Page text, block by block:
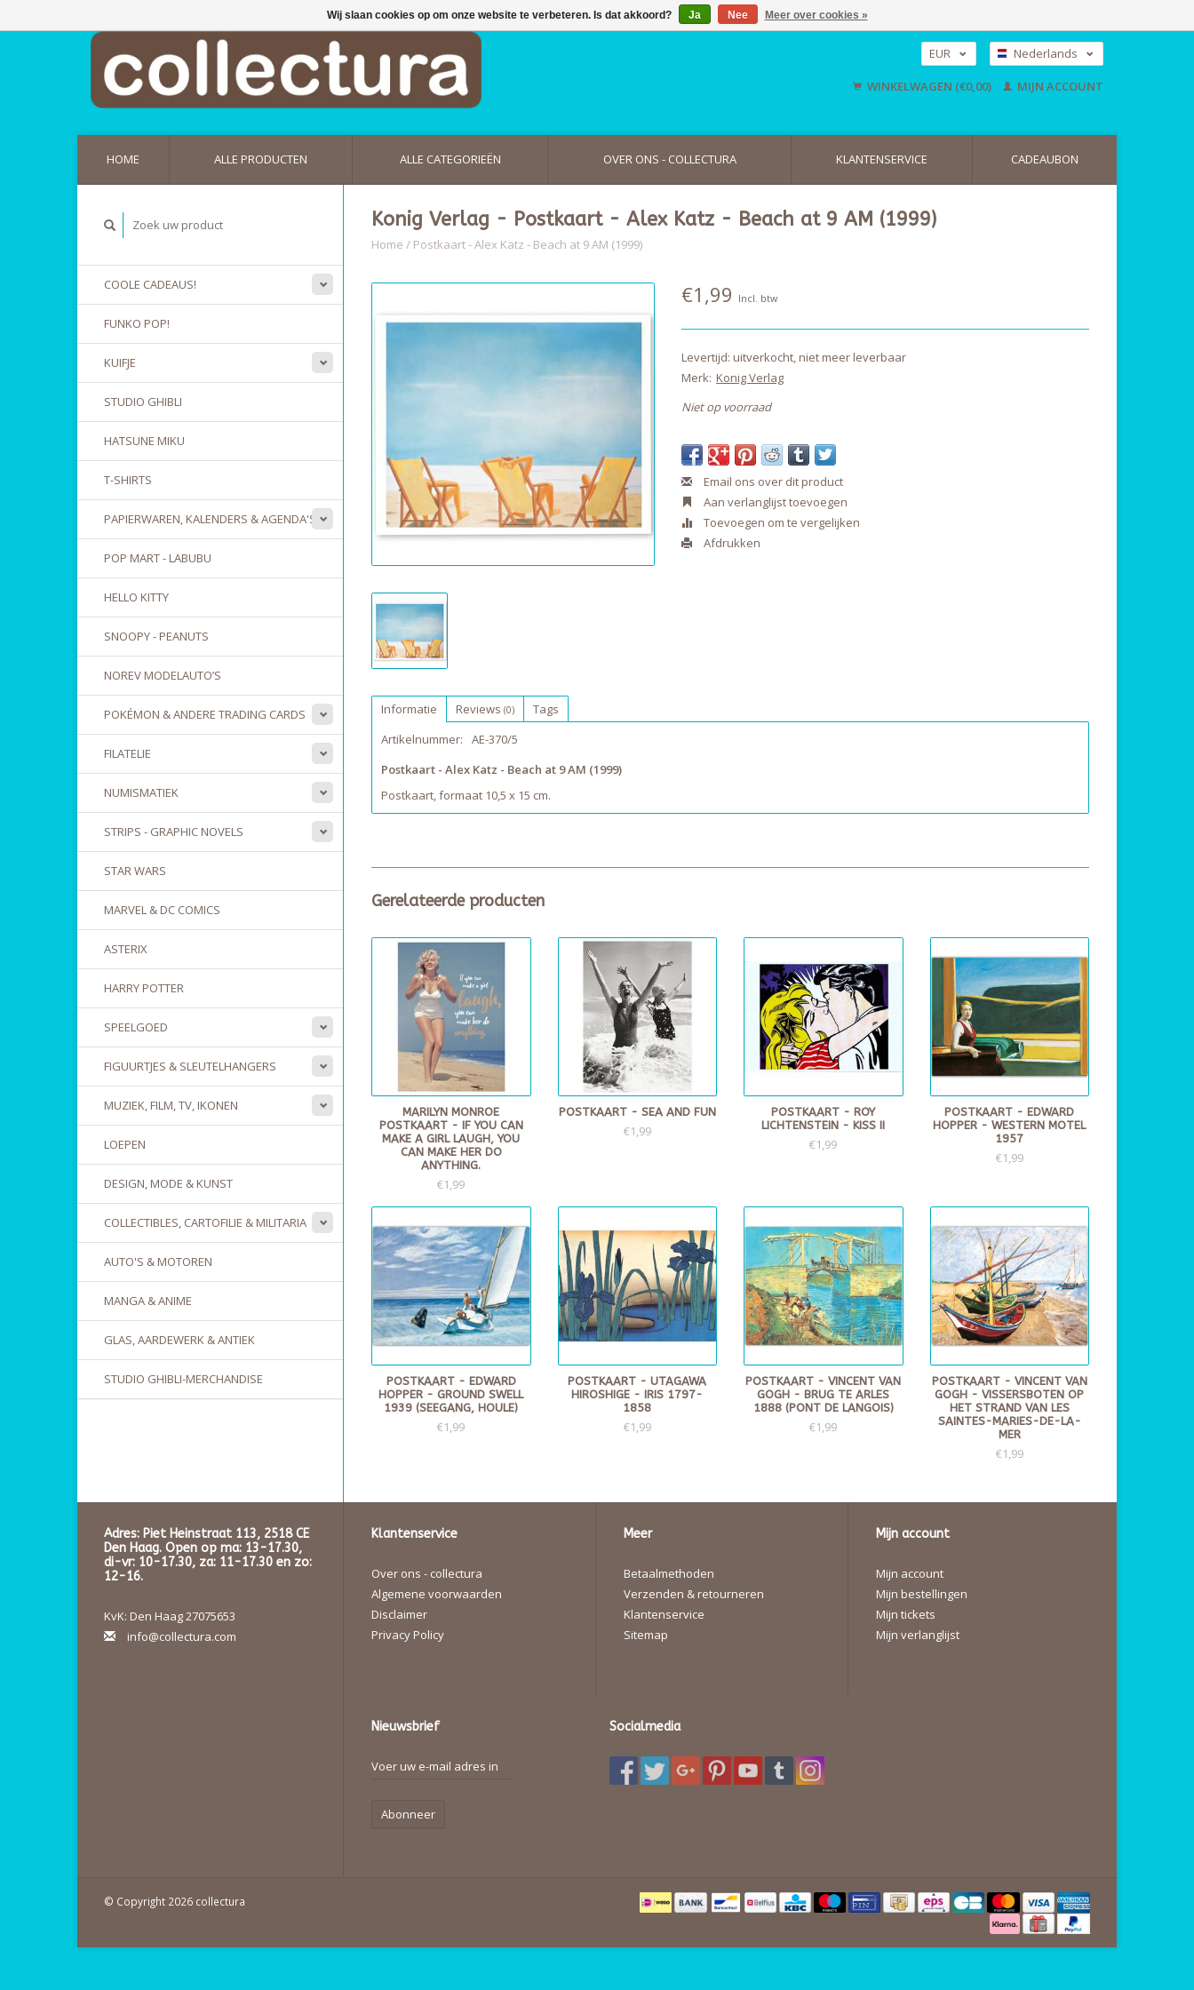
EUR
USD
Nederlands
English
WINKELWAGEN (€0,00) MIJN ACCOUNT
HOME ALLE PRODUCTEN ALLE CATEGORIEËN OVER ONS - COLLECTURA KLANTENSERVICE CADEAUBON
COOLE CADEAUS!
FUNKO POP!
KUIFJE
STUDIO GHIBLI
HATSUNE MIKU
T-SHIRTS
PAPIERWAREN, KALENDERS & AGENDA'S
POP MART - LABUBU
HELLO KITTY
SNOOPY - PEANUTS
NOREV MODELAUTO’S
POKÉMON & ANDERE TRADING CARDS
FILATELIE
NUMISMATIEK
STRIPS - GRAPHIC NOVELS
STAR WARS
MARVEL & DC COMICS
ASTERIX
HARRY POTTER
SPEELGOED
FIGUURTJES & SLEUTELHANGERS
MUZIEK, FILM, TV, IKONEN
LOEPEN
DESIGN, MODE & KUNST
COLLECTIBLES, CARTOFILIE & MILITARIA
AUTO'S & MOTOREN
MANGA & ANIME
GLAS, AARDEWERK & ANTIEK
STUDIO GHIBLI-MERCHANDISE
Konig Verlag - Postkaart - Alex Katz - Beach at 9 AM (1999)
Home / Postkaart - Alex Katz - Beach at 9 AM (1999)
€1,99 Incl. btw
Levertijd: uitverkocht, niet meer leverbaar
Merk: Konig Verlag
Niet op voorraad
Email ons over dit product
Aan verlanglijst toevoegen
Toevoegen om te vergelijken
Afdrukken
Informatie Reviews (0)
Tags
Artikelnummer:
AE-370/5
Postkaart - Alex Katz - Beach at 9 AM (1999)
Postkaart, formaat 10,5 x 15 cm.
Gerelateerde producten
MARILYN MONROE
POSTKAART - IF YOU CAN
MAKE A GIRL LAUGH, YOU
CAN MAKE HER DO
ANYTHING.
€1,99
POSTKAART - SEA AND FUN
€1,99
POSTKAART - ROY
LICHTENSTEIN - KISS II
€1,99
POSTKAART - EDWARD
HOPPER - WESTERN MOTEL
1957
€1,99
POSTKAART - EDWARD
HOPPER - GROUND SWELL
1939 (SEEGANG, HOULE)
€1,99
POSTKAART - UTAGAWA
HIROSHIGE - IRIS 1797-
1858
€1,99
POSTKAART - VINCENT VAN
GOGH - BRUG TE ARLES
1888 (PONT DE LANGOIS)
€1,99
POSTKAART - VINCENT VAN
GOGH - VISSERSBOTEN OP
HET STRAND VAN LES
SAINTES-MARIES-DE-LA-
MER
€1,99
Adres: Piet Heinstraat 113, 2518 CE
Den Haag. Open op ma: 13-17.30,
di-vr: 10-17.30, za: 11-17.30 en zo:
12-16.
KvK: Den Haag 27075653
info@collectura.com
Klantenservice
Over ons - collectura
Algemene voorwaarden
Disclaimer
Privacy Policy
Meer
Betaalmethoden
Verzenden & retourneren
Klantenservice
Sitemap
Mijn account
Mijn account
Mijn bestellingen
Mijn tickets
Mijn verlanglijst
Nieuwsbrief
Abonneer
Socialmedia
© Copyright 2026 collectura
Wij slaan cookies op om onze website te verbeteren. Is dat akkoord? Ja Nee Meer over cookies »